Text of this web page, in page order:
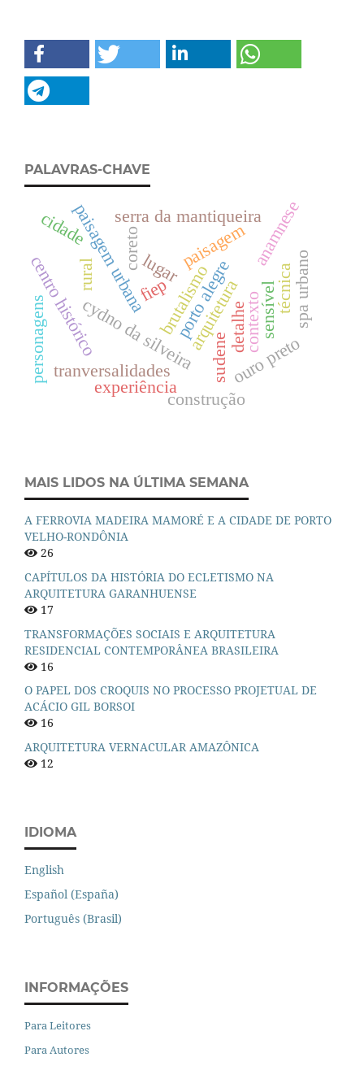
PALAVRAS-CHAVE
brutalismo
fiep
cydno da silveira
paisagem urbana porto alegre
centro histórico arquitetura
lugar
tranversalidades
detalhecontexto
paisagem
serra da mantiqueira
rural
experiência
sensíveltécnica
personagens
construção
sudene
coreto
ouro preto
anamnese
spa urbano
cidade
MAIS LIDOS NA ÚLTIMA SEMANA
A FERROVIA MADEIRA MAMORÉ E A CIDADE DE PORTO
VELHO-RONDÔNIA
26
CAPÍTULOS DA HISTÓRIA DO ECLETISMO NA
ARQUITETURA GARANHUENSE
17
TRANSFORMAÇÕES SOCIAIS E ARQUITETURA
RESIDENCIAL CONTEMPORÂNEA BRASILEIRA
16
O PAPEL DOS CROQUIS NO PROCESSO PROJETUAL DE
ACÁCIO GIL BORSOI
16
ARQUITETURA VERNACULAR AMAZÔNICA
12
IDIOMA
English
Español (España)
Português (Brasil)
INFORMAÇÕES
Para Leitores
Para Autores